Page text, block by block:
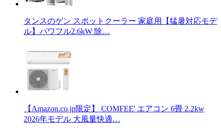
タンスのゲン スポットクーラー 家庭用【猛暑対応モデ
ル】パワフル2.6kW 除…
【Amazon.co.jp限定】 COMFEE' エアコン 6畳 2.2kw
2026年モデル 大風量快適…